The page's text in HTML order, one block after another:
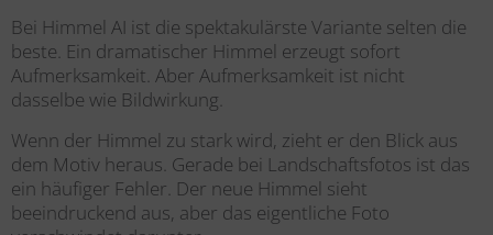
Bei Himmel AI ist die spektakulärste Variante selten die
beste. Ein dramatischer Himmel erzeugt sofort
Aufmerksamkeit. Aber Aufmerksamkeit ist nicht
dasselbe wie Bildwirkung.
Wenn der Himmel zu stark wird, zieht er den Blick aus
dem Motiv heraus. Gerade bei Landschaftsfotos ist das
ein häufiger Fehler. Der neue Himmel sieht
beeindruckend aus, aber das eigentliche Foto